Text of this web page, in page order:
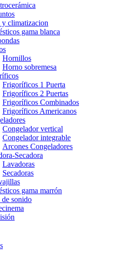
climatizacion
gama blanca
Hornillos
Horno sobremesa
Frigoríficos 1 Puerta
Frigoríficos 2 Puertas
Frigoríficos Combinados
Frigoríficos Americanos
Congelador vertical
Congelador integrable
Arcones Congeladores
Secadora
Lavadoras
Secadoras
gama marrón
de sonido